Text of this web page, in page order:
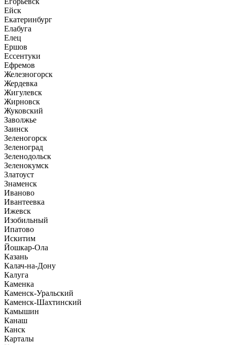
Ейск
Екатеринбург
Елабуга
Елец
Ершов
Ессентуки
Ефремов
Железногорск
Жердевка
Жигулевск
Жирновск
Жуковский
Заволжье
Заинск
Зеленогорск
Зеленоград
Зеленодольск
Зеленокумск
Златоуст
Знаменск
Иваново
Ивантеевка
Ижевск
Изобильный
Ипатово
Искитим
Йошкар-Ола
Казань
Калач-на-Дону
Калуга
Каменка
Каменск-Уральский
Каменск-Шахтинский
Камышин
Канаш
Канск
Карталы